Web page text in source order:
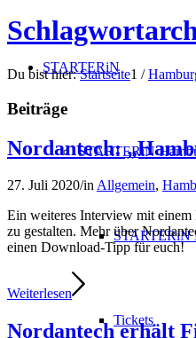
STARTERiN
STARTERiN
STARTERiN
Tickets
Du bist hier: Startseite1 /
Beiträge
Nordantech:
27. Juli 2020/inAllgemein,
Ein weiteres Interview mit einem
zu gestalten. Mehr über
einen Download-Tipp für euch!
Weiterlesen
Nordantech erhält